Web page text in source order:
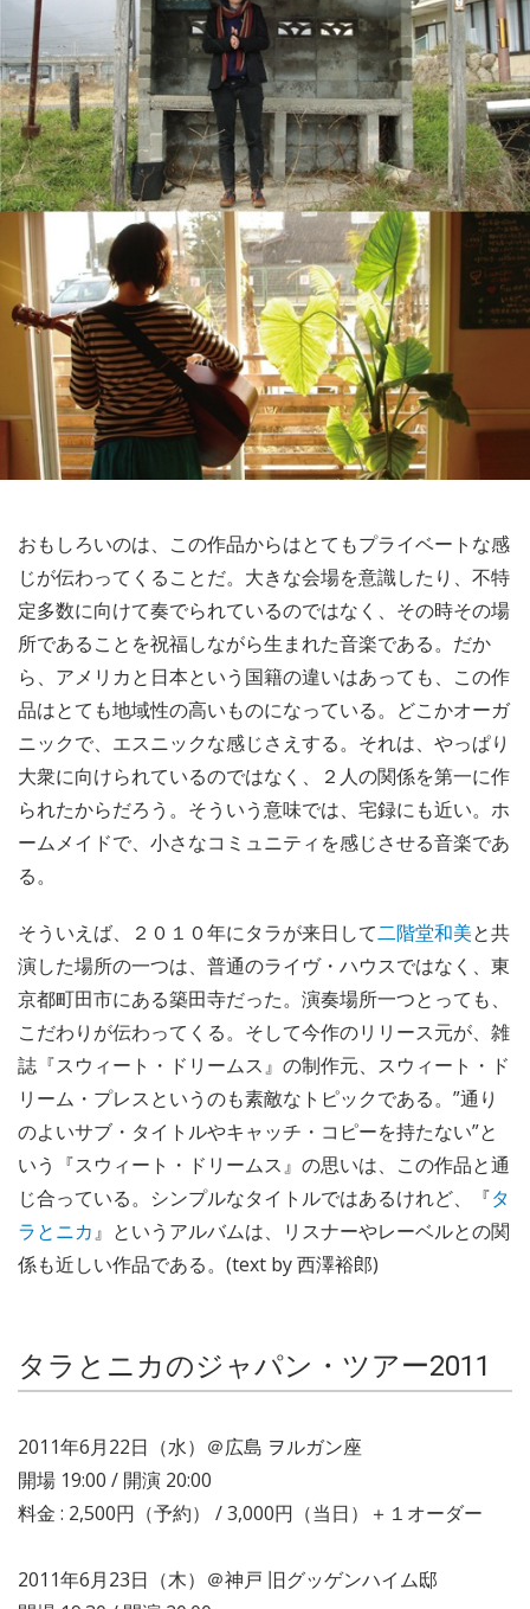
おもしろいのは、この作品からはとてもプライベートな感
じが伝わってくることだ。大きな会場を意識したり、不特
定多数に向けて奏でられているのではなく、その時その場
所であることを祝福しながら生まれた音楽である。だか
ら、アメリカと日本という国籍の違いはあっても、この作
品はとても地域性の高いものになっている。どこかオーガ
ニックで、エスニックな感じさえする。それは、やっぱり
大衆に向けられているのではなく、２人の関係を第一に作
られたからだろう。そういう意味では、宅録にも近い。ホ
ームメイドで、小さなコミュニティを感じさせる音楽であ
る。
そういえば、２０１０年にタラが来日して二階堂和美と共
演した場所の一つは、普通のライヴ・ハウスではなく、東
京都町田市にある築田寺だった。演奏場所一つとっても、
こだわりが伝わってくる。そして今作のリリース元が、雑
誌『スウィート・ドリームス』の制作元、スウィート・ド
リーム・プレスというのも素敵なトピックである。”通り
のよいサブ・タイトルやキャッチ・コピーを持たない”と
いう『スウィート・ドリームス』の思いは、この作品と通
じ合っている。シンプルなタイトルではあるけれど、『タ
ラとニカ』というアルバムは、リスナーやレーベルとの関
係も近しい作品である。(text by 西澤裕郎)
タラとニカのジャパン・ツアー2011
2011年6月22日（水）＠広島 ヲルガン座
開場 19:00 / 開演 20:00
料金 : 2,500円（予約） / 3,000円（当日）＋１オーダー
2011年6月23日（木）＠神戸 旧グッゲンハイム邸